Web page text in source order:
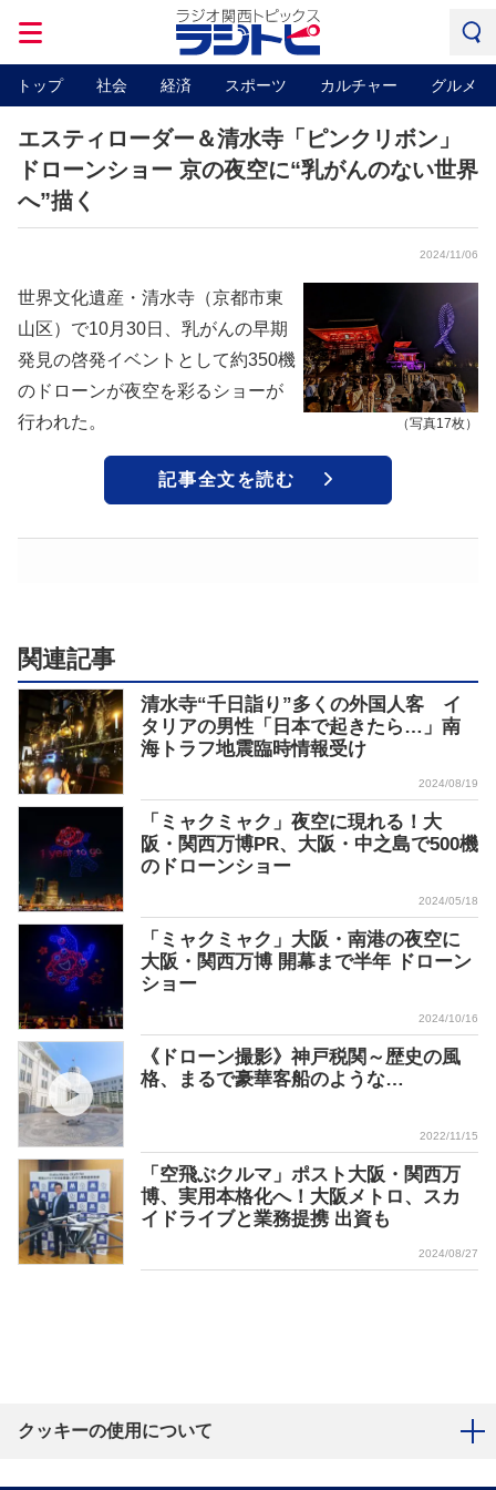
トップ 社会 経済 スポーツ カルチャー グルメ
エスティローダー＆清水寺「ピンクリボン」
ドローンショー 京の夜空に“乳がんのない世界
へ”描く
2024/11/06
（写真17枚）
世界文化遺産・清水寺（京都市東
山区）で10月30日、乳がんの早期
発見の啓発イベントとして約350機
のドローンが夜空を彩るショーが
行われた。
記事全文を読む
関連記事
清水寺“千日詣り”多くの外国人客 イ
タリアの男性「日本で起きたら…」南
海トラフ地震臨時情報受け
2024/08/19
「ミャクミャク」夜空に現れる！大
阪・関西万博PR、大阪・中之島で500機
のドローンショー
2024/05/18
「ミャクミャク」大阪・南港の夜空に
大阪・関西万博 開幕まで半年 ドローン
ショー
2024/10/16
《ドローン撮影》神戸税関～歴史の風
格、まるで豪華客船のような…
2022/11/15
「空飛ぶクルマ」ポスト大阪・関西万
博、実用本格化へ！大阪メトロ、スカ
イドライブと業務提携 出資も
2024/08/27
クッキーの使用について